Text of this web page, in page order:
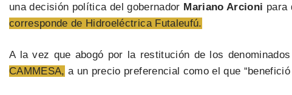
una decisión política del gobernador Mariano Arcioni para
corresponde de Hidroeléctrica Futaleufú.
A la vez que abogó por la restitución de los
CAMMESA, a un precio preferencial como el que